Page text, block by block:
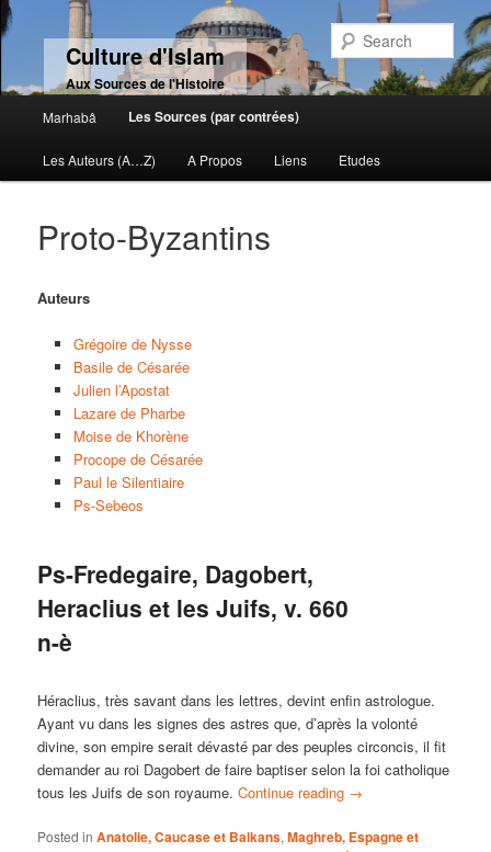
Culture d'Islam
Aux Sources de l'Histoire
Skip to primary content
Skip to secondary content
Marhabâ Les Sources (par contrées)
Les Auteurs (A…Z) A Propos Liens Etudes
Proto-Byzantins
Auteurs
Grégoire de Nysse
Basile de Césarée
Julien l’Apostat
Lazare de Pharbe
Moise de Khorène
Procope de Césarée
Paul le Silentiaire
Ps-Sebeos
Ps-Fredegaire, Dagobert,
Heraclius et les Juifs, v. 660
n-è
Héraclius, très savant dans les lettres, devint enfin astrologue.
Ayant vu dans les signes des astres que, d’après la volonté
divine, son empire serait dévasté par des peuples circoncis, il fit
demander au roi Dagobert de faire baptiser selon la foi catholique
tous les Juifs de son royaume.Continue reading →
Posted in Anatolie, Caucase et Balkans,Maghreb, Espagne et